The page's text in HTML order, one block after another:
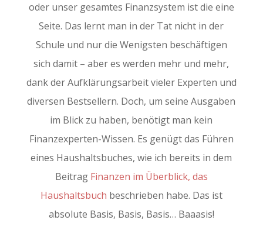
oder unser gesamtes Finanzsystem ist die eine
Seite. Das lernt man in der Tat nicht in der
Schule und nur die Wenigsten beschäftigen
sich damit – aber es werden mehr und mehr,
dank der Aufklärungsarbeit vieler Experten und
diversen Bestsellern. Doch, um seine Ausgaben
im Blick zu haben, benötigt man kein
Finanzexperten-Wissen. Es genügt das Führen
eines Haushaltsbuches, wie ich bereits in dem
Beitrag Finanzen im Überblick, das
Haushaltsbuch beschrieben habe. Das ist
absolute Basis, Basis, Basis… Baaasis!